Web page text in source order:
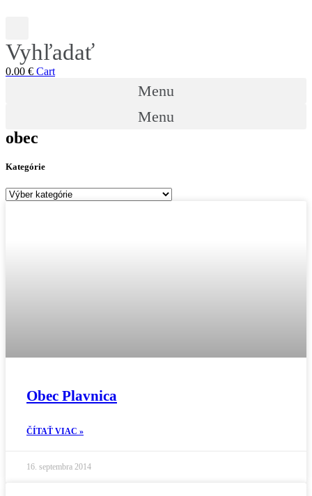
Vyhľadať
0.00 € Cart
Menu
Menu
obec
Kategórie
Kategórie
Obec Plavnica
ČÍTAŤ VIAC »
16. septembra 2014